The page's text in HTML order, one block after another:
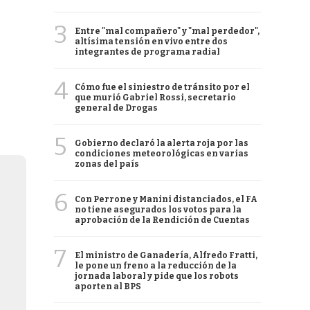
3
Entre "mal compañero" y "mal perdedor",
altísima tensión en vivo entre dos
integrantes de programa radial
4
Cómo fue el siniestro de tránsito por el
que murió Gabriel Rossi, secretario
general de Drogas
5
Gobierno declaró la alerta roja por las
condiciones meteorológicas en varias
zonas del país
6
Con Perrone y Manini distanciados, el FA
no tiene asegurados los votos para la
aprobación de la Rendición de Cuentas
7
El ministro de Ganadería, Alfredo Fratti,
le pone un freno a la reducción de la
jornada laboral y pide que los robots
aporten al BPS